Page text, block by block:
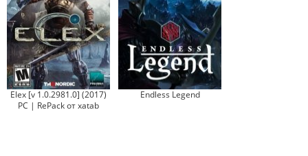
Elex [v 1.0.2981.0] (2017)
PC | RePack от xatab
Endless Legend